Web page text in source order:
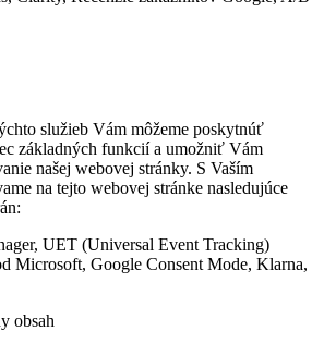
služieb Vám môžeme poskytnúť
základných funkcií a umožniť Vám
našej webovej stránky. S Vaším
na tejto webovej stránke nasledujúce
UET (Universal Event Tracking)
Microsoft, Google Consent Mode, Klarna,
obsah